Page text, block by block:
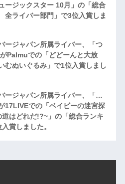
ージックスター 10月」の「総合
ライバー部門」で3位入賞しま
ージャパン所属ライバー、「つ
がPalmuでの「どどーんと大放
むぬいぐるみ」で1位入賞しまし
ージャパン所属ライバー、「…
17LIVEでの「ベイビーの迷宮探
道はどれだ!?~」の「総合ランキ
賞しました。